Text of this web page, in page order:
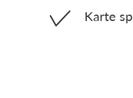
Karte